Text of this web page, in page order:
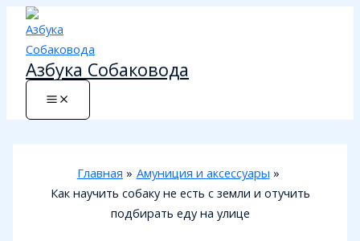
Перейти
содержимому
Азбука Собаковода
Главная
Амуниция и аксессуары
Как научить собаку не есть с земли и отучить
подбирать еду на улице